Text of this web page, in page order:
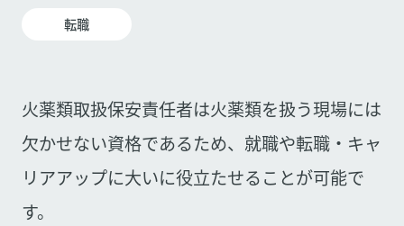
転職
火薬類取扱保安責任者は火薬類を扱う現場には
欠かせない資格であるため、就職や転職・キャ
リアアップに大いに役立たせることが可能で
す。